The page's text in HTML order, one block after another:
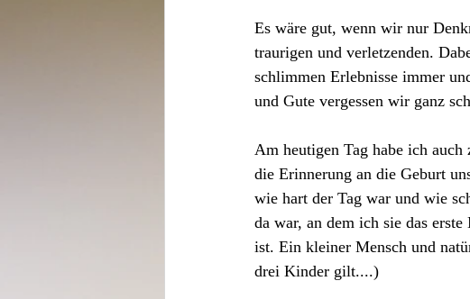
Es wäre gut, wenn wir nur
traurigen und verletzenden.
schlimmen Erlebnisse immer
und Gute vergessen wir ganz
Am heutigen Tag habe ich
die Erinnerung an die Geburt
wie hart der Tag war und wie
da war, an dem ich sie das
ist. Ein kleiner Mensch und
drei Kinder gilt....)